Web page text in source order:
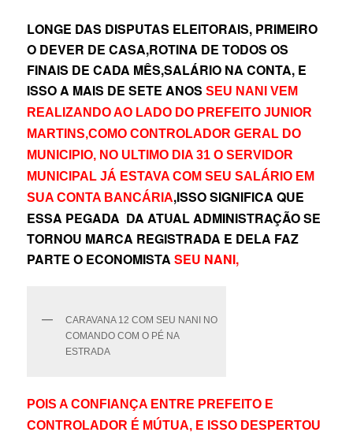
LONGE DAS DISPUTAS ELEITORAIS, PRIMEIRO
O DEVER DE CASA,ROTINA DE TODOS OS
FINAIS DE CADA MÊS,SALÁRIO NA CONTA, E
ISSO A MAIS DE SETE ANOSSEU NANI VEM
REALIZANDO AO LADO DO PREFEITO JUNIOR
MARTINS,COMO CONTROLADOR GERAL DO
MUNICIPIO, NO ULTIMO DIA 31 O SERVIDOR
MUNICIPAL JÁ ESTAVA COM SEU SALÁRIO EM
SUA CONTA BANCÁRIA,ISSO SIGNIFICA QUE
ESSA PEGADA DA ATUAL ADMINISTRAÇÃO SE
TORNOU MARCA REGISTRADA E DELA FAZ
PARTE O ECONOMISTASEU NANI,
CARAVANA 12 COM SEU NANI NO
COMANDO COM O PÉ NA
ESTRADA
POIS A CONFIANÇA ENTRE PREFEITO E
CONTROLADOR É MÚTUA, E ISSO DESPERTOU